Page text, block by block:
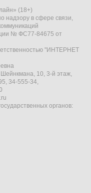
(18+)
надзору в сфере связи,
№ ФС77-84675 от
"ИНТЕРНЕТ
10, 3-й этаж,
34-555-34,
органов: